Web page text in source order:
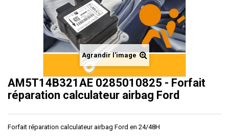
Agrandir l'image
AM5T14B321AE 0285010825 - Forfait
réparation calculateur airbag Ford
Forfait réparation calculateur airbag Ford en 24/48H